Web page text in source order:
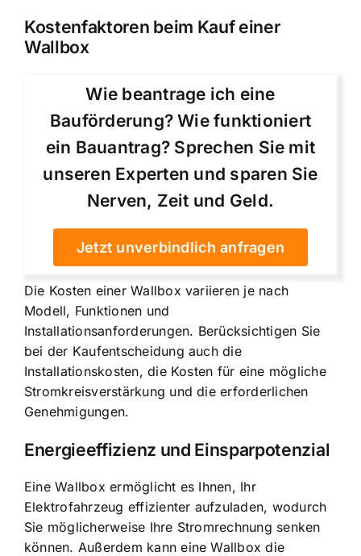
Kostenfaktoren beim Kauf einer
Wallbox
Wie beantrage ich eine
Bauförderung? Wie funktioniert
ein Bauantrag? Sprechen Sie mit
unseren Experten und sparen Sie
Nerven, Zeit und Geld.
Jetzt unverbindlich anfragen
Die Kosten einer Wallbox variieren je nach
Modell, Funktionen und
Installationsanforderungen. Berücksichtigen Sie
bei der Kaufentscheidung auch die
Installationskosten, die Kosten für eine mögliche
Stromkreisverstärkung und die erforderlichen
Genehmigungen.
Energieeffizienz und Einsparpotenzial
Eine Wallbox ermöglicht es Ihnen, Ihr
Elektrofahrzeug effizienter aufzuladen, wodurch
Sie möglicherweise Ihre Stromrechnung senken
können. Außerdem kann eine Wallbox die